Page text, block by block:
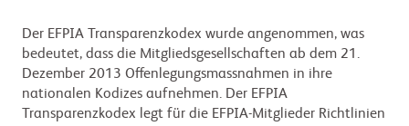
Der EFPIA Transparenzkodex wurde angenommen, was
bedeutet, dass die Mitgliedsgesellschaften ab dem 21.
Dezember 2013 Offenlegungsmassnahmen in ihre
nationalen Kodizes aufnehmen. Der EFPIA
Transparenzkodex legt für die EFPIA-Mitglieder Richtlinien